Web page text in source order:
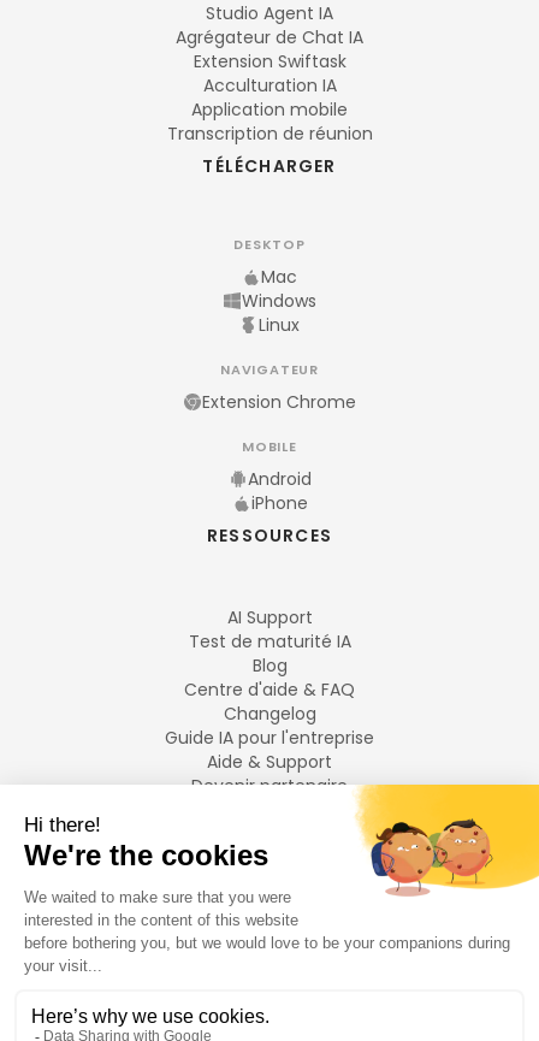
Studio Agent IA
Agrégateur de Chat IA
Extension Swiftask
Acculturation IA
Application mobile
Transcription de réunion
TÉLÉCHARGER
DESKTOP
Mac
Windows
Linux
NAVIGATEUR
Extension Chrome
MOBILE
Android
iPhone
RESSOURCES
AI Support
Test de maturité IA
Blog
Centre d'aide & FAQ
Changelog
Guide IA pour l'entreprise
Aide & Support
Devenir partenaire
LANGUES
Français
English